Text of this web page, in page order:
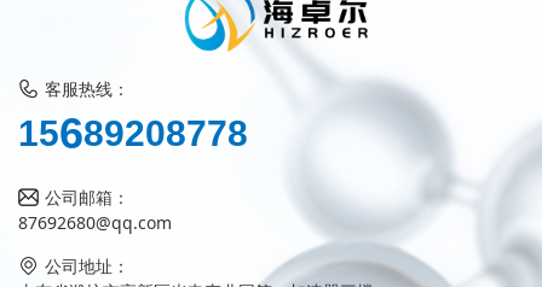
客服热线：
15689208778
公司邮箱：
87692680@qq.com
公司地址：